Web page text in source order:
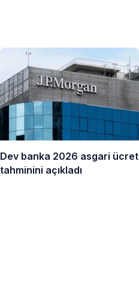
Dev banka 2026 asgari ücret
tahminini açıkladı